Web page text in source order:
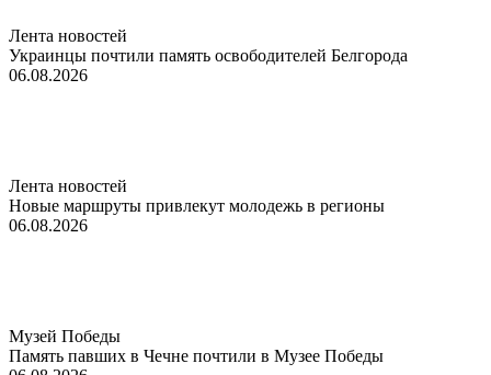
Лента новостей
Украинцы почтили память освободителей Белгорода
06.08.2026
Лента новостей
Новые маршруты привлекут молодежь в регионы
06.08.2026
Музей Победы
Память павших в Чечне почтили в Музее Победы